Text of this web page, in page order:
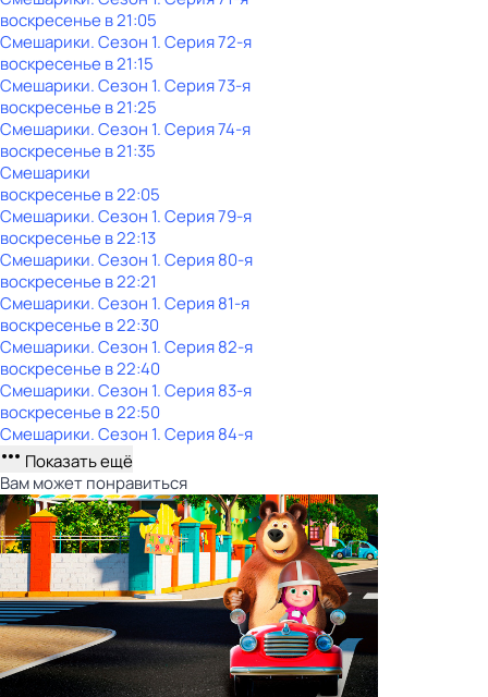
воскресенье в21:05
Смешарики. Сезон 1. Серия 72-я
воскресенье в21:15
Смешарики. Сезон 1. Серия 73-я
воскресенье в21:25
Смешарики. Сезон 1. Серия 74-я
воскресенье в21:35
Смешарики
воскресенье в22:05
Смешарики. Сезон 1. Серия 79-я
воскресенье в22:13
Смешарики. Сезон 1. Серия 80-я
воскресенье в22:21
Смешарики. Сезон 1. Серия 81-я
воскресенье в22:30
Смешарики. Сезон 1. Серия 82-я
воскресенье в22:40
Смешарики. Сезон 1. Серия 83-я
воскресенье в22:50
Смешарики. Сезон 1. Серия 84-я
Показать ещё
Вам может понравиться